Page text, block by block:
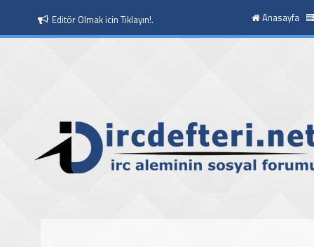
Editör Olmak icin Tıklayın!.
Moderatör Olmak icin Tıklayın!.
Anasayfa